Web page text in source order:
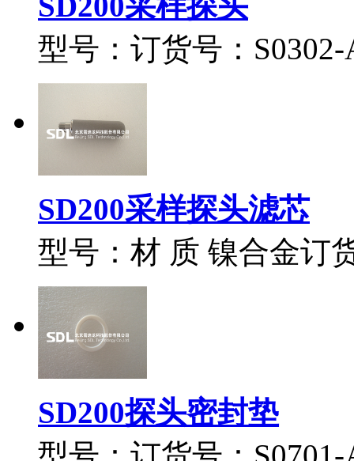
型号：订货号：S0302-
SD200采样探头滤芯
型号：材 质 镍合金订
SD200探头密封垫